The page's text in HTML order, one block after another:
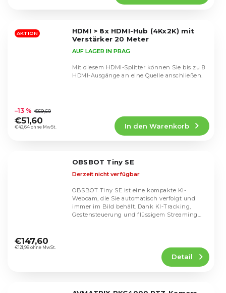
Sternen.
AKTION
HDMI > 8x HDMI-Hub (4Kx2K) mit
Verstärker 20 Meter
durchschnittliche
Produktbewertung
ist
AUF LAGER IN PRAG
€42,64 ohne MwSt.
–13 % €59,60
€51,60
In den Warenkorb
Mit diesem HDMI-Splitter können Sie bis zu 8
HDMI-Ausgänge an eine Quelle anschließen.
OBSBOT Tiny SE
durchschnittliche
Produktbewertung
Derzeit nicht verfügbar
€121,98 ohne MwSt.
€147,60
Detail
OBSBOT Tiny SE ist eine kompakte KI-
Webcam, die Sie automatisch verfolgt und
immer im Bild behält. Dank KI-Tracking,
Gestensteuerung und flüssigem Streaming